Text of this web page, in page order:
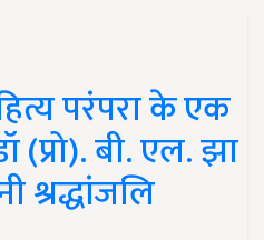
परंपरा के एक
बी. एल. झा
श्रद्धांजलि